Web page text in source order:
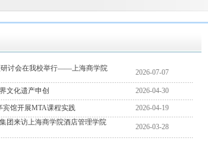
研讨会在我校举行——上海商学院
2026-07-07
文化遗产申创 2026-04-30
馆开展MTA课程实践
2026-04-19
团来访上海商学院酒店管理学院
2026-03-28